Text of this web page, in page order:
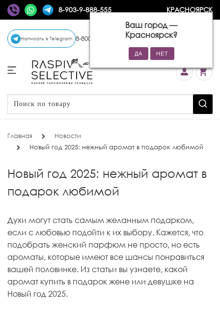
8-903-9-888-555 КРАСНОЯРСК
Ваш город —
Красноярск?
Написать в Telegram 8-800-770-72-34 (бесплатно)
Главная
Новости
Новый год 2025: нежный аромат в подарок любимой
Новый год 2025: нежный аромат в
подарок любимой
Духи могут стать самым желанным подарком,
если с любовью подойти к их выбору. Кажется, что
подобрать женский парфюм не просто, но есть
ароматы, которые имеют все шансы понравиться
вашей половинке. Из статьи вы узнаете, какой
аромат купить в подарок жене или девушке на
Новый год 2025.